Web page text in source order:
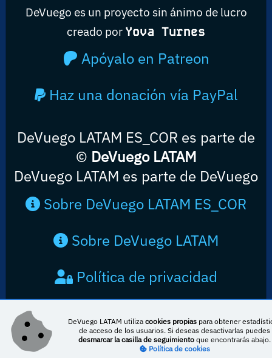
DeVuego es un proyecto sin ánimo de lucro
creado por Yova Turnes
Apóyalo en Patreon
Haz una donación vía PayPal
DeVuego LATAM ES_COR es parte de
© DeVuego LATAM
DeVuego LATAM es parte de DeVuego
Sobre DeVuego LATAM ES_COR
Sobre DeVuego LATAM
Política de privacidad
Contacto
DeVuego LATAM utilizacookies propias para obtener
de acceso de los usuarios. Si deseas desactivarlas puedes
desmarcar la casilla de seguimiento que encontrarás abajo.
Política de cookies